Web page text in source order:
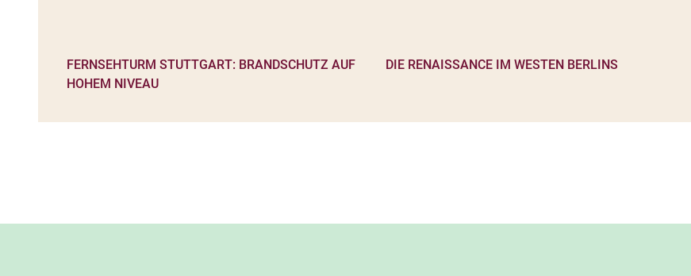
FERNSEHTURM STUTTGART: BRANDSCHUTZ AUF
HOHEM NIVEAU
DIE RENAISSANCE IM WESTEN BERLINS